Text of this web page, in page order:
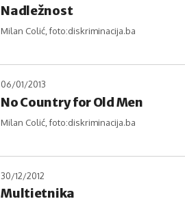
Nadležnost
Milan Colić, foto:diskriminacija.ba
06/01/2013
No Country for Old Men
Milan Colić, foto:diskriminacija.ba
30/12/2012
Multietnika